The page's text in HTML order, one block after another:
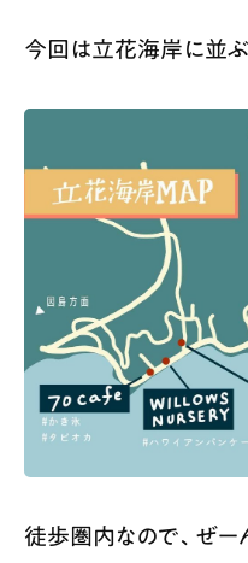
今回は立花海岸に並ぶ
徒歩圏内なので、ぜー